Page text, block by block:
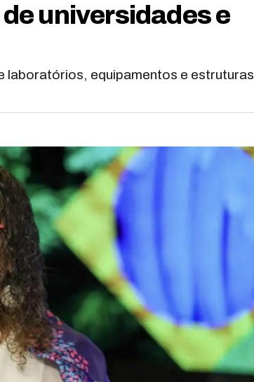
universidades e
laboratórios, equipamentos e estruturas